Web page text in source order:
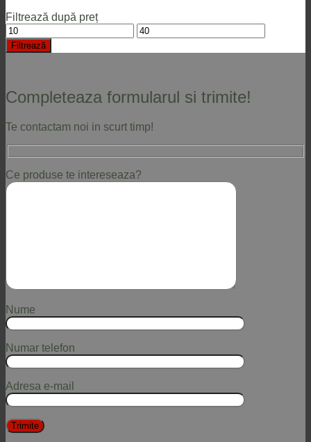
Filtrează după preț
Preț
minim
Preț
maxim
Filtrează
Completeaza formularul si trimite!
Te contactam noi in scurt timp!
Ce produse te intereseaza?
Nume
Numar telefon
Adresa e-mail